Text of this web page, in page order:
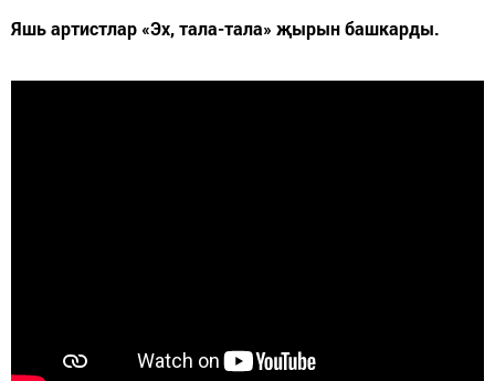
Яшь артистлар «Эх, тала-тала» җырын башкарды.